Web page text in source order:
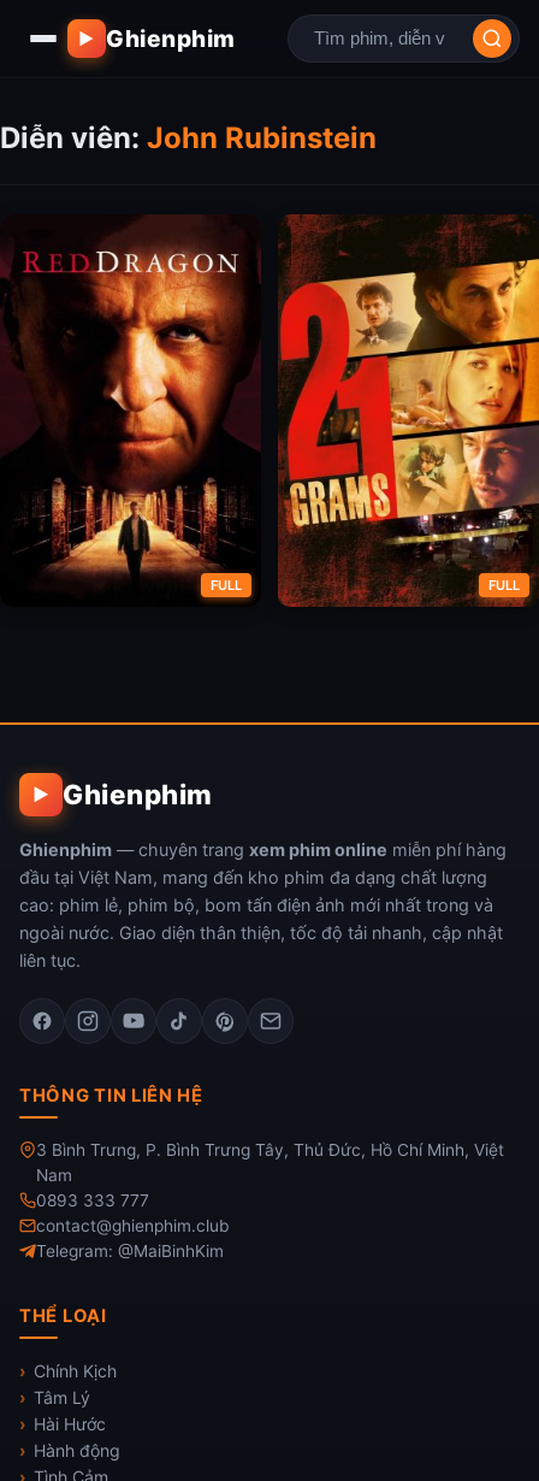
▶ Ghienphim
Diễn viên: John Rubinstein
FULL FULL
▶ Ghienphim
Ghienphim — chuyên trang xem phim online miễn phí hàng
đầu tại Việt Nam, mang đến kho phim đa dạng chất lượng
cao: phim lẻ, phim bộ, bom tấn điện ảnh mới nhất trong và
ngoài nước. Giao diện thân thiện, tốc độ tải nhanh, cập nhật
liên tục.
THÔNG TIN LIÊN HỆ
3 Bình Trưng, P. Bình Trưng Tây, Thủ Đức, Hồ Chí Minh, Việt
Nam
0893 333 777
contact@ghienphim.club
Telegram: @MaiBinhKim
THỂ LOẠI
Chính Kịch
Tâm Lý
Hài Hước
Hành động
Tình Cảm